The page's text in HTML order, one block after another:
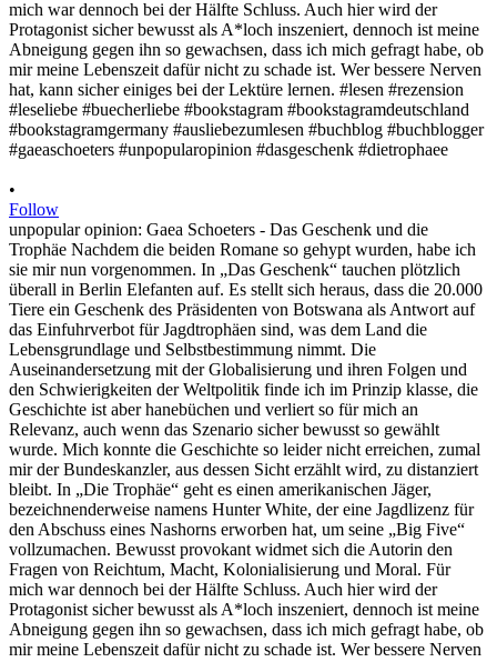
•
Follow
unpopular opinion: Gaea Schoeters - Das Geschenk und die
Trophäe Nachdem die beiden Romane so gehypt wurden, habe ich
sie mir nun vorgenommen. In „Das Geschenk“ tauchen plötzlich
überall in Berlin Elefanten auf. Es stellt sich heraus, dass die 20.000
Tiere ein Geschenk des Präsidenten von Botswana als Antwort auf
das Einfuhrverbot für Jagdtrophäen sind, was dem Land die
Lebensgrundlage und Selbstbestimmung nimmt. Die
Auseinandersetzung mit der Globalisierung und ihren Folgen und
den Schwierigkeiten der Weltpolitik finde ich im Prinzip klasse, die
Geschichte ist aber hanebüchen und verliert so für mich an
Relevanz, auch wenn das Szenario sicher bewusst so gewählt
wurde. Mich konnte die Geschichte so leider nicht erreichen, zumal
mir der Bundeskanzler, aus dessen Sicht erzählt wird, zu distanziert
bleibt. In „Die Trophäe“ geht es einen amerikanischen Jäger,
bezeichnenderweise namens Hunter White, der eine Jagdlizenz für
den Abschuss eines Nashorns erworben hat, um seine „Big Five“
vollzumachen. Bewusst provokant widmet sich die Autorin den
Fragen von Reichtum, Macht, Kolonialisierung und Moral. Für
mich war dennoch bei der Hälfte Schluss. Auch hier wird der
Protagonist sicher bewusst als A*loch inszeniert, dennoch ist meine
Abneigung gegen ihn so gewachsen, dass ich mich gefragt habe, ob
mir meine Lebenszeit dafür nicht zu schade ist. Wer bessere Nerven